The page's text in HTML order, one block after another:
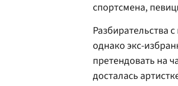
спортсмена,
Разбирательства
однако экс-
претендовать на
досталась